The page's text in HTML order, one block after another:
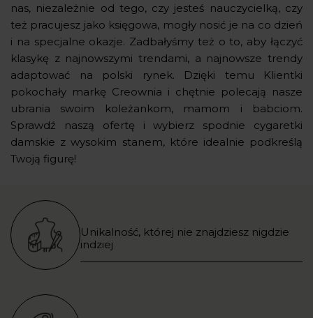
nas, niezależnie od tego, czy jesteś nauczycielką, czy
też pracujesz jako księgowa, mogły nosić je na co dzień
i na specjalne okazje. Zadbałyśmy też o to, aby łączyć
klasykę z najnowszymi trendami, a najnowsze trendy
adaptować na polski rynek. Dzięki temu Klientki
pokochały markę Creownia i chętnie polecają nasze
ubrania swoim koleżankom, mamom i babciom.
Sprawdź naszą ofertę i wybierz spodnie cygaretki
damskie z wysokim stanem, które idealnie podkreślą
Twoją figurę!
Unikalność, której nie znajdziesz nigdzie
indziej